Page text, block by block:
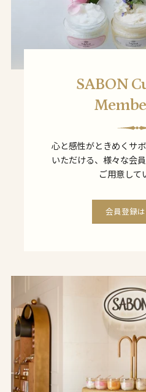
SABON
心と感性がときめくサ
いただける、様々な会
ご用意して
会員登録